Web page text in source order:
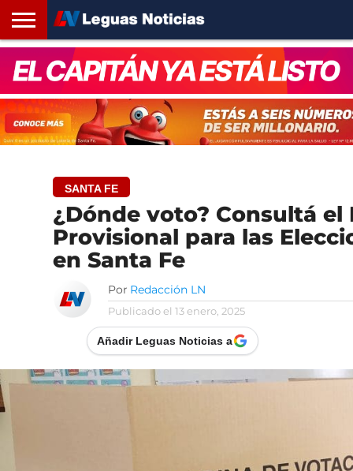
SANTA
FE
ROSARIO24
REGIONES
ARGENTINA
OPINIÓN
CONTACTO
SANTA FE
¿Dónde voto? Consultá el
Provisional para las
en Santa Fe
Por Redacción LN
Publicado el 13 enero, 2025
Añadir Leguas Noticias a